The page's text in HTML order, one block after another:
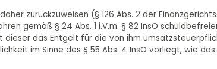
zurückzuweisen (§ 126 Abs. 2 der
gemäß § 24 Abs. 1 i.V.m. § 82 InsO
dieser das Entgelt für die von ihm
im Sinne des § 55 Abs. 4 InsO vorliegt, wie